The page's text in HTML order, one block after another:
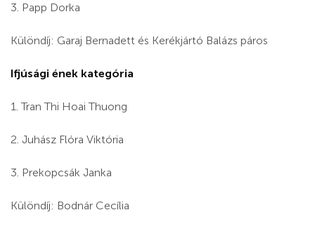
3. Papp Dorka
Különdíj: Garaj Bernadett és Kerékjártó Balázs páros
Ifjúsági ének kategória
1. Tran Thi Hoai Thuong
2. Juhász Flóra Viktória
3. Prekopcsák Janka
Különdíj: Bodnár Cecília